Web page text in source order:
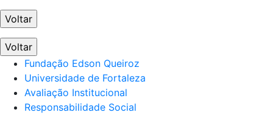
Voltar
Voltar
Fundação Edson Queiroz
Universidade de Fortaleza
Avaliação Institucional
Responsabilidade Social